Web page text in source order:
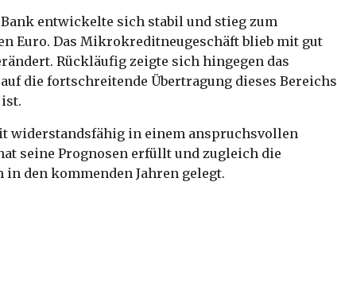
entwickelte sich stabil und stieg zum
Euro. Das Mikrokreditneugeschäft blieb mit gut
Rückläufig zeigte sich hingegen das
die fortschreitende Übertragung dieses Bereichs
widerstandsfähig in einem anspruchsvollen
seine Prognosen erfüllt und zugleich die
den kommenden Jahren gelegt.